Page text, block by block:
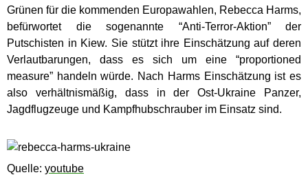
Grünen für die kommenden Europawahlen, Rebecca Harms,
befürwortet die sogenannte “Anti-Terror-Aktion” der
Putschisten in Kiew. Sie stützt ihre Einschätzung auf deren
Verlautbarungen, dass es sich um eine “proportioned
measure” handeln würde. Nach Harms Einschätzung ist es
also verhältnismäßig, dass in der Ost-Ukraine Panzer,
Jagdflugzeuge und Kampfhubschrauber im Einsatz sind.
Quelle: youtube